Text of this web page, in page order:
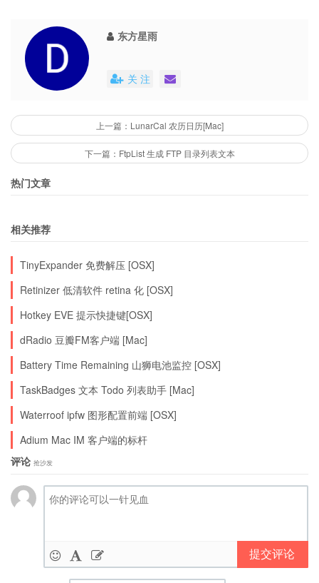
东方星雨
关 注
上一篇：LunarCal 农历日历[Mac]
下一篇：FtpList 生成 FTP 目录列表文本
热门文章
相关推荐
TinyExpander 免费解压 [OSX]
Retinizer 低清软件 retina 化 [OSX]
Hotkey EVE 提示快捷键[OSX]
dRadio 豆瓣FM客户端 [Mac]
Battery Time Remaining 山狮电池监控 [OSX]
TaskBadges 文本 Todo 列表助手 [Mac]
Waterroof ipfw 图形配置前端 [OSX]
Adium Mac IM 客户端的标杆
评论 抢沙发
提交评论